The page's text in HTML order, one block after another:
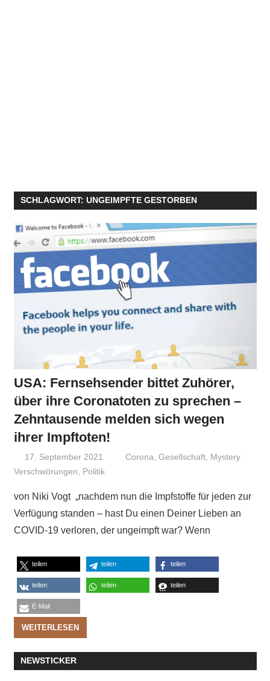
SCHLAGWORT: UNGEIMPFTE GESTORBEN
USA: Fernsehsender bittet Zuhörer,
über ihre Coronatoten zu sprechen –
Zehntausende melden sich wegen
ihrer Impftoten!
17. September 2021 Niki Vogt
Corona,Gesellschaft, Mystery
Verschwörungen, Politik
von Niki Vogt „nachdem nun die Impfstoffe für jeden zur
Verfügung standen – hast Du einen Deiner Lieben an
COVID-19 verloren, der ungeimpft war? Wenn
teilen teilen teilen
teilen teilen teilen
E-Mail
WEITERLESEN
NEWSTICKER